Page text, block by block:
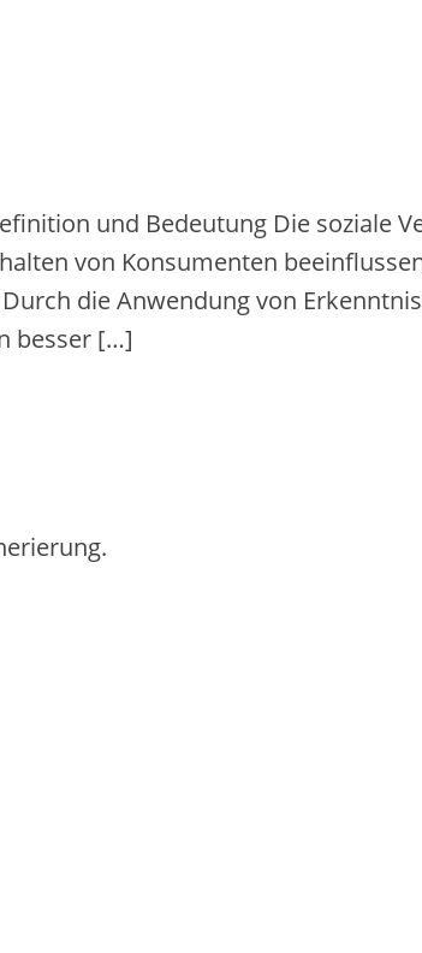
und Bedeutung Die soziale
von Konsumenten
die Anwendung von
besser […]